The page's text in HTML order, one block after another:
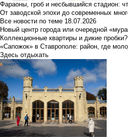
Фараоны, гроб и несбывшийся стадион:
От заводской эпохи до современных
Все новости по теме 18.07.2026
Новый центр города или очередной
Коллекционные квартиры и дикие
«Сапожок» в Ставрополе: район, где
Здесь отдыхать